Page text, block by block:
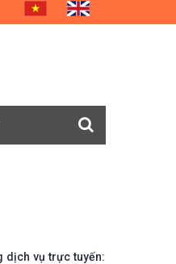
dịch vụ trực tuyến: